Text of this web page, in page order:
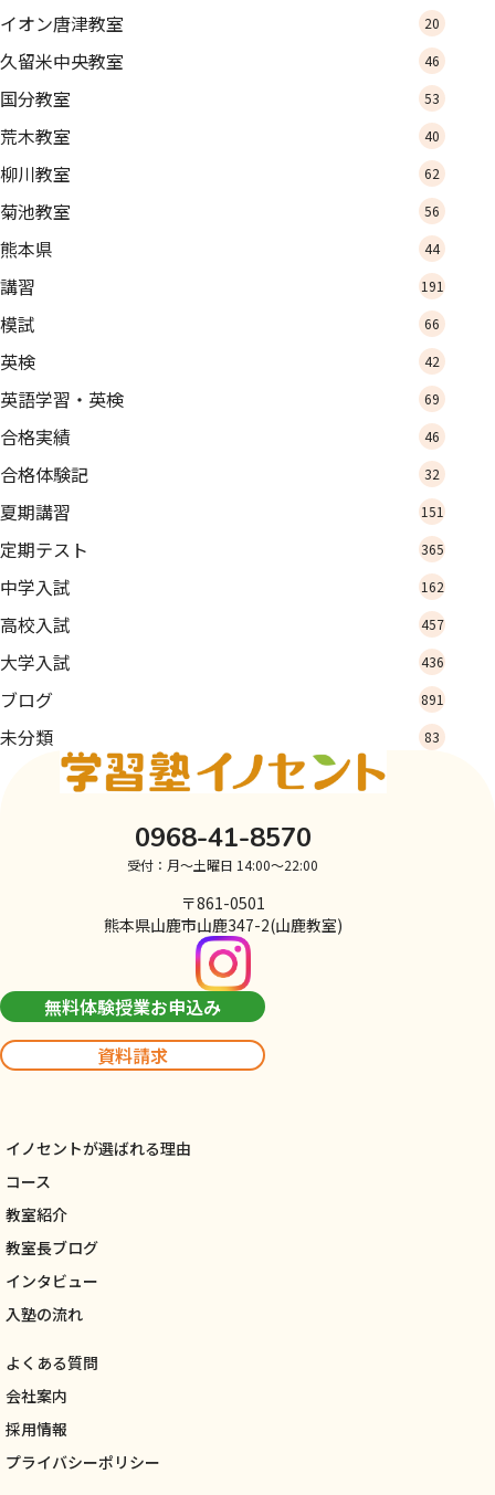
イオン唐津教室 20
久留米中央教室 46
国分教室 53
荒木教室 40
柳川教室 62
菊池教室 56
熊本県 44
講習 191
模試 66
英検 42
英語学習・英検 69
合格実績 46
合格体験記 32
夏期講習 151
定期テスト 365
中学入試 162
高校入試 457
大学入試 436
ブログ 891
未分類 83
0968-41-8570
受付：月～土曜日 14:00～22:00
〒861-0501
熊本県山鹿市山鹿347-2(山鹿教室)
無料体験授業お申込み
資料請求
イノセントが選ばれる理由
コース
教室紹介
教室長ブログ
インタビュー
入塾の流れ
よくある質問
会社案内
採用情報
プライバシーポリシー